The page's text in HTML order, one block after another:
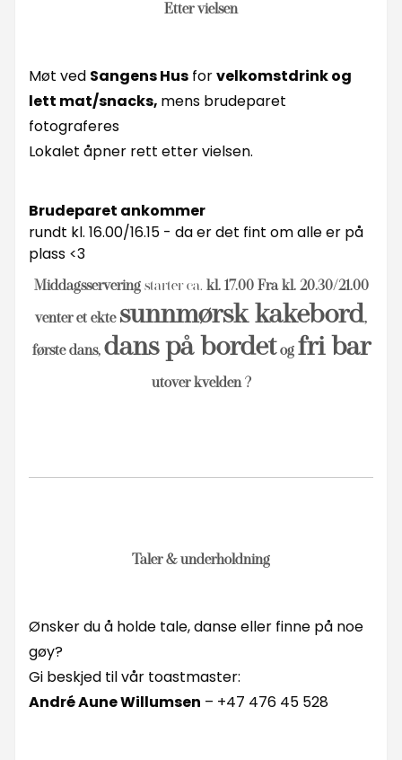
Etter vielsen
Møt ved Sangens Husforvelkomstdrink og
lett mat/snacks, mens brudeparet
fotograferes
Lokalet åpner rett etter vielsen.
Brudeparet ankommer
rundt kl. 16.00/16.15 - da er det fint om alle er på
plass <3
Middagsserveringstarter ca. kl. 17.00 Fra kl. 20.30/21.00
venter et ekte sunnmørsk kakebord,
første dans, dans på bordetog fri bar
utover kvelden ?
Taler & underholdning
Ønsker du å holde tale, danse eller finne på noe
gøy?
Gi beskjed til vår toastmaster:
André Aune Willumsen – +47 476 45 528